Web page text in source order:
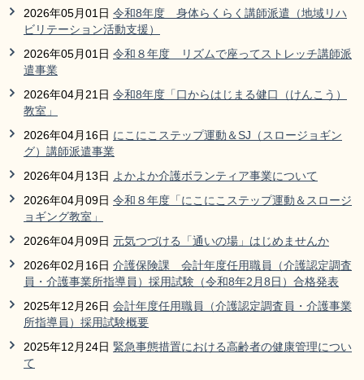
2026年05月01日 令和8年度 身体らくらく講師派遣（地域リハ
ビリテーション活動支援）
2026年05月01日 令和８年度 リズムで座ってストレッチ講師派
遣事業
2026年04月21日 令和8年度「口からはじまる健口（けんこう）
教室」
2026年04月16日 にこにこステップ運動＆SJ（スロージョギン
グ）講師派遣事業
2026年04月13日 よかよか介護ボランティア事業について
2026年04月09日 令和８年度「にこにこステップ運動＆スロージ
ョギング教室」
2026年04月09日 元気つづける「通いの場」はじめませんか
2026年02月16日 介護保険課 会計年度任用職員（介護認定調査
員・介護事業所指導員）採用試験（令和8年2月8日）合格発表
2025年12月26日 会計年度任用職員（介護認定調査員・介護事業
所指導員）採用試験概要
2025年12月24日 緊急事態措置における高齢者の健康管理につい
て